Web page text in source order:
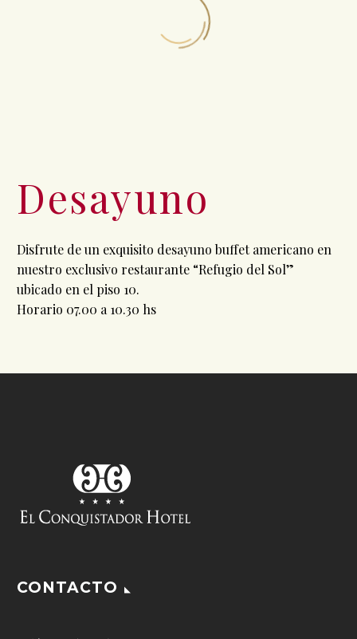
Desayuno
Disfrute de un exquisito desayuno buffet americano en
nuestro exclusivo restaurante “Refugio del Sol”
ubicado en el piso 10.
Horario 07.00 a 10.30 hs
CONTACTO